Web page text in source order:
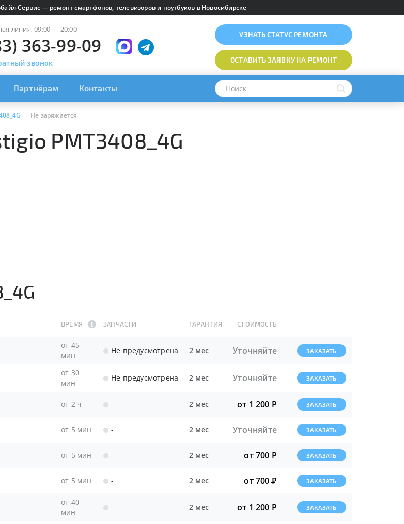
Сервис — ремонт смартфонов, телевизоров и ноутбуков в Новосибирске
линия, 09:00 — 20:00
363-99-09
звонок
УЗНАТЬ СТАТУС РЕМОНТА
ОСТАВИТЬ ЗАЯВКУНА РЕМОНТ
Партнёрам Контакты
Не заряжается
PMT3408_4G
ВРЕМЯ ЗАПЧАСТИ ГАРАНТИЯ СТОИМОСТЬ
от 45
мин
Не предусмотрена 2 мес Уточняйте ЗАКАЗАТЬ
от 30
мин
Не предусмотрена 2 мес Уточняйте ЗАКАЗАТЬ
от 2 ч - 2 мес от 1 200Р ЗАКАЗАТЬ
от 5 мин - 2 мес Уточняйте ЗАКАЗАТЬ
от 5 мин - 2 мес от 700Р ЗАКАЗАТЬ
от 5 мин - 2 мес от 700Р ЗАКАЗАТЬ
от 40
мин
- 2 мес от 1 200Р ЗАКАЗАТЬ